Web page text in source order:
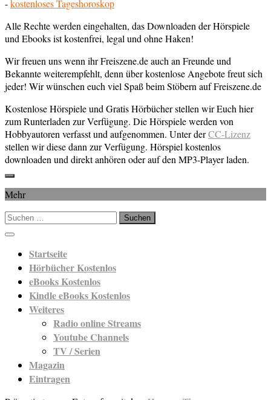
-kostenloses Tageshoroskop
Alle Rechte werden eingehalten, das Downloaden der Hörspiele
und Ebooks ist kostenfrei, legal und ohne Haken!
Wir freuen uns wenn ihr Freiszene.de auch an Freunde und
Bekannte weiterempfehlt, denn über kostenlose Angebote freut sich
jeder! Wir wünschen euch viel Spaß beim Stöbern auf Freiszene.de
Kostenlose Hörspiele und Gratis Hörbücher stellen wir Euch hier
zum Runterladen zur Verfügung. Die Hörspiele werden von
Hobbyautoren verfasst und aufgenommen. Unter derCC-Lizenz
stellen wir diese dann zur Verfügung. Hörspiel kostenlos
downloaden und direkt anhören oder auf den MP3-Player laden.
Mehr
Suchen
Startseite
Hörbücher Kostenlos
eBooks Kostenlos
Kindle eBooks Kostenlos
Weiteres
Radio online Streams
Youtube Channels
TV / Serien
Magazin
Eintragen